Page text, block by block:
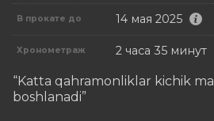
В прокате до 14 мая 2025
Хронометраж 2 часа 35 минут
“Katta qahramonliklar kichik
boshlanadi”